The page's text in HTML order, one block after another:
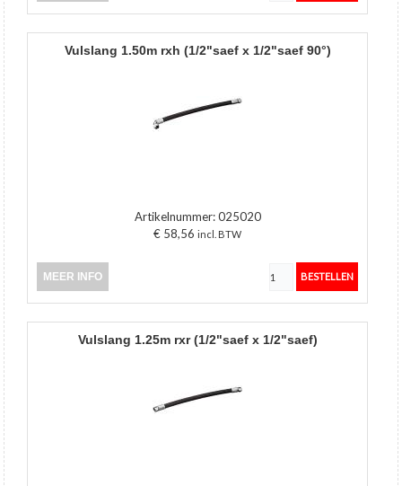
vulslang 1.50m rxh (1/2"saef x 1/2"saef 90°)
Artikelnummer:025020
€ 58,56 incl. BTW
MEER INFO
vulslang 1.25m rxr (1/2"saef x 1/2"saef)